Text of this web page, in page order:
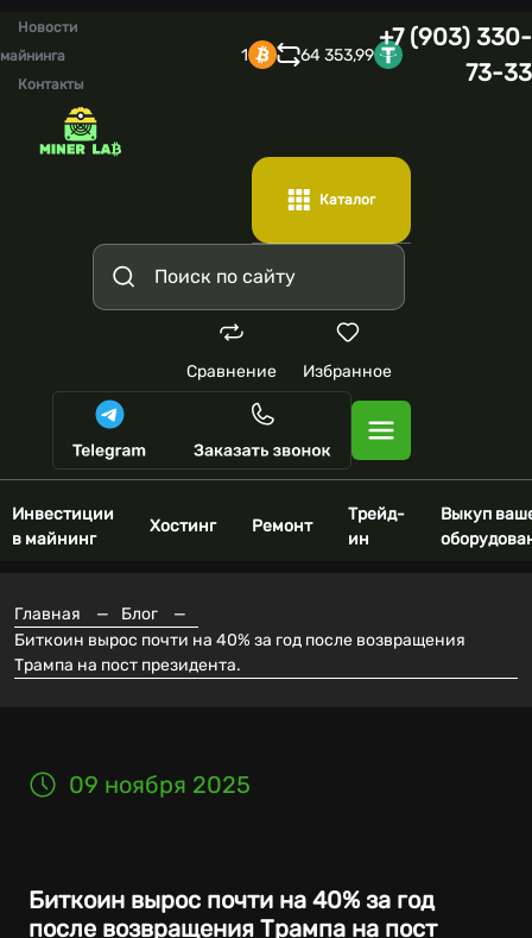
Новости
майнинга
Контакты
1 64 353,99
+7 (903) 330-
73-33
Каталог
Сравнение Избранное
Инвестиции
в майнинг
Хостинг Ремонт
Трейд-
ин
Выкуп
Главная — Блог
—
Биткоин вырос почти на 40% за год после возвращения
Трампа на пост президента.
09 ноября 2025
Биткоин вырос почти на 40% за год
после возвращения Трампа на пост